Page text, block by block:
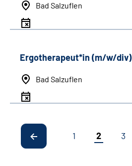
Bad Salzuflen
Ergotherapeut*in (m/w/div)
Bad Salzuflen
1 2 3